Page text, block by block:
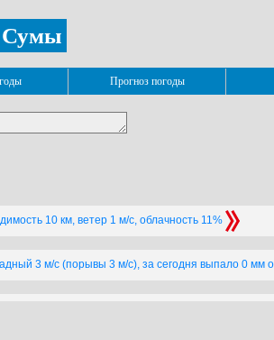
Сумы
Прогноз погоды
10 км, ветер 1 м/с, облачность 11%
3 м/с (порывы 3 м/с), за сегодня выпало 0 мм